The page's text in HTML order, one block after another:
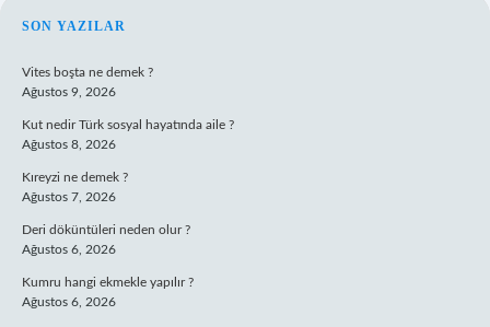
SIDEBAR
SON YAZILAR
Vites boşta ne demek ?
Ağustos 9, 2026
Kut nedir Türk sosyal hayatında aile ?
Ağustos 8, 2026
Kıreyzi ne demek ?
Ağustos 7, 2026
Deri döküntüleri neden olur ?
Ağustos 6, 2026
Kumru hangi ekmekle yapılır ?
Ağustos 6, 2026